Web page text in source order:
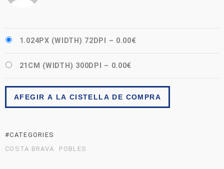
1.024PX (WIDTH) 72DPI – 0.00€
21CM (WIDTH) 300DPI – 0.00€
AFEGIR A LA CISTELLA DE COMPRA
#CATEGORIES
COSTA BRAVA
POBLES